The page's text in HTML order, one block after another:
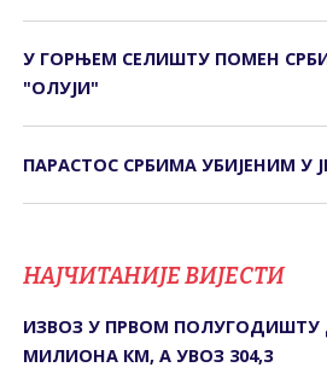
У ГОРЊЕМ СЕЛИШTУ ПОМЕН
"ОЛУЈИ"
ПАРАСТОС СРБИМА УБИЈЕНИМ У
НАЈЧИТАНИЈЕ ВИЈЕСТИ
ИЗВОЗ У ПРВОМ ПОЛУГОДИШТУ
МИЛИОНА КМ, А УВОЗ 304,3